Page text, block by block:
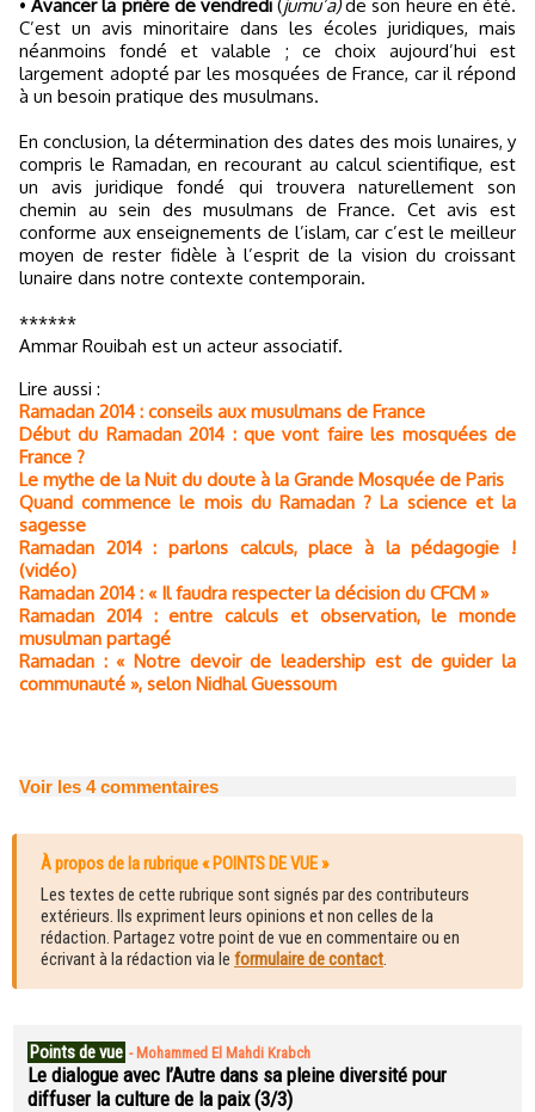
•Avancer la prière de vendredi(jumu’a)de son heure en été.
C’est un avis minoritaire dans les écoles juridiques, mais
néanmoins fondé et valable ; ce choix aujourd’hui est
largement adopté par les mosquées de France, car il répond
à un besoin pratique des musulmans.
En conclusion, la détermination des dates des mois lunaires, y
compris le Ramadan, en recourant au calcul scientifique, est
un avis juridique fondé qui trouvera naturellement son
chemin au sein des musulmans de France. Cet avis est
conforme aux enseignements de l’islam, car c’est le meilleur
moyen de rester fidèle à l’esprit de la vision du croissant
lunaire dans notre contexte contemporain.
******
Ammar Rouibah est un acteur associatif.
Lire aussi :
Ramadan 2014 : conseils aux musulmans de France
Début du Ramadan 2014 : que vont faire les mosquées de
France ?
Le mythe de la Nuit du doute à la Grande Mosquée de Paris
Quand commence le mois du Ramadan ? La science et la
sagesse
Ramadan 2014 : parlons calculs, place à la pédagogie !
(vidéo)
Ramadan 2014 : « Il faudra respecter la décision du CFCM »
Ramadan 2014 : entre calculs et observation, le monde
musulman partagé
Ramadan : « Notre devoir de leadership est de guider la
communauté », selon Nidhal Guessoum
Voir les 4commentaires
À propos de la rubrique « POINTS DE VUE »
Les textes de cette rubrique sont signés par des contributeurs
extérieurs. Ils expriment leurs opinions et non celles de la
rédaction. Partagez votre point de vue en commentaire ou en
écrivant à la rédaction via le formulaire de contact.
Points de vue - Mohammed El Mahdi Krabch
Le dialogue avec l’Autre dans sa pleine diversité pour
diffuser la culture de la paix (3/3)